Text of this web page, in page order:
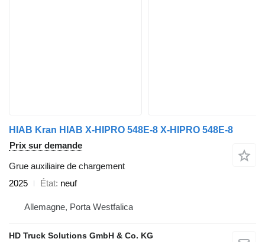
HIAB Kran HIAB X-HIPRO 548E-8 X-HIPRO 548E-8
Prix sur demande
Grue auxiliaire de chargement
2025
État neuf
Allemagne, Porta Westfalica
HD Truck Solutions GmbH & Co. KG